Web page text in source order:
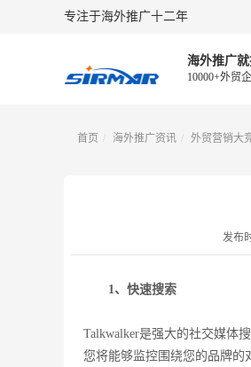
专注于海外推广十二年
海外推广
10000+外贸
首页 海外推广资讯 外贸营销大
发布
1、快速搜索
Talkwalker是强大的社交媒
您将能够监控围绕您的品牌的